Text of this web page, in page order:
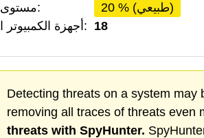
مستوى التهديد:
20 % (طبيعي)
أجهزة الكمبيوتر المصابة: 18
Detecting threats on a system
removing all traces of threats even
threats with SpyHunter.